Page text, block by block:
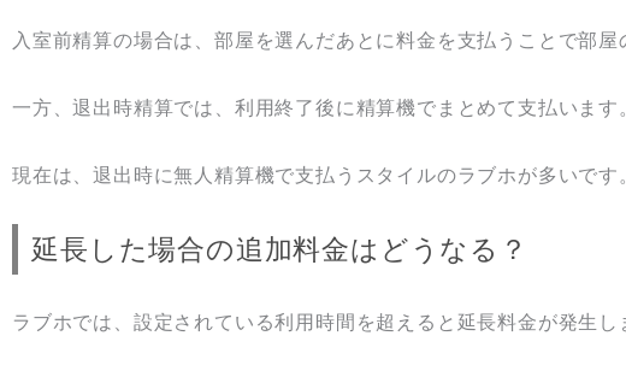
入室前精算の場合は、部屋を選んだあとに料金を支払うことで部屋
一方、退出時精算では、利用終了後に精算機でまとめて支払います
現在は、退出時に無人精算機で支払うスタイルのラブホが多いです
延長した場合の追加料金はどうなる？
ラブホでは、設定されている利用時間を超えると延長料金が発生し